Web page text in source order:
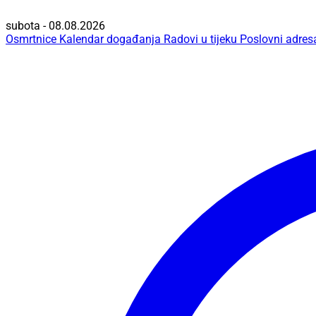
subota - 08.08.2026
Osmrtnice Kalendar događanja Radovi u tijeku Poslovni